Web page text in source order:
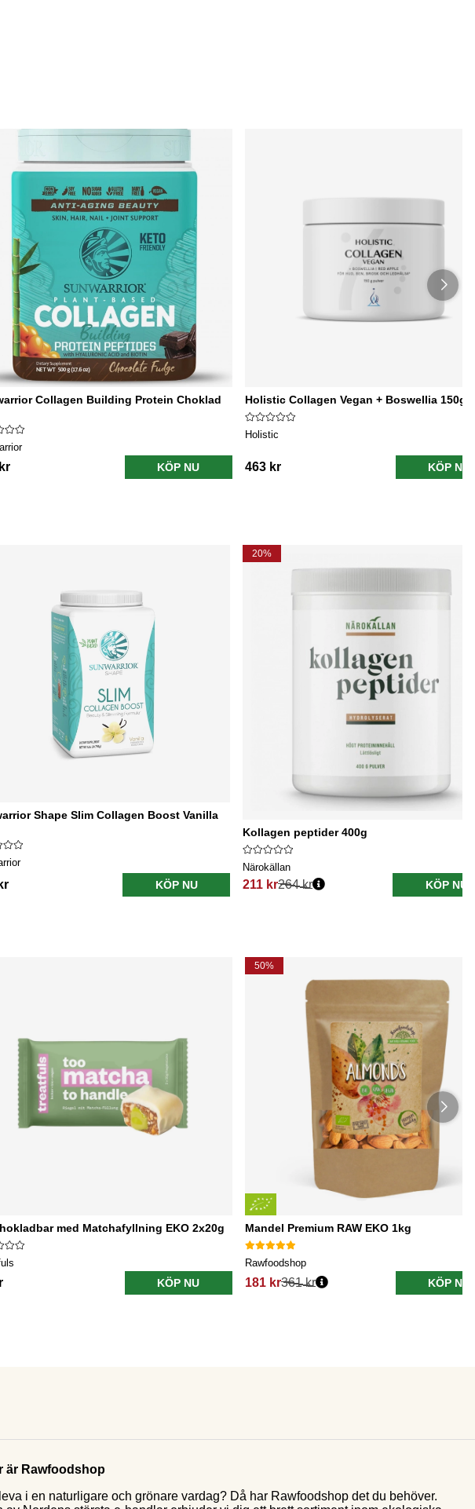
Collagen Building Protein Choklad
KÖP NU
Holistic Collagen Vegan + Boswellia 150g
Holistic
463 kr KÖP NU
Shape Slim Collagen Boost Vanilla
KÖP NU
20%
Kollagen peptider 400g
Närokällan
211 kr
Ordinarie pris:
264 kr KÖP NU
med Matchafyllning EKO 2x20g
KÖP NU
50%
Mandel Premium RAW EKO 1kg
Rawfoodshop
181 kr361 kr KÖP NU
är Rawfoodshop
i en naturligare och grönare vardag? Då har Rawfoodshop det du behöver.